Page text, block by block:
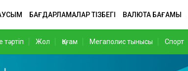
БАҒДАРЛАМАЛАР ТІЗБЕГІ ВАЛЮТА БАҒАМЫ
Жол Қоғам Мегаполис тынысы Спорт